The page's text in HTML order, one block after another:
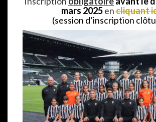
mars 2025 encliquant
(session d’inscription